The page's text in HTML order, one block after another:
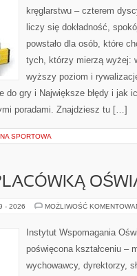
kręglarstwu – czterem
liczy się dokładność,
powstało dla osób, które
tych, którzy mierzą wyżej:
wyższy poziom i
do gry i Największe błędy i jak
poradami. Znajdziesz tu […]
SPORTOWA
- 2026 MOŻLIWOŚĆ
Instytut Wspomagania
poświęcona kształceniu –
wychowawcy, dyrektorzy,